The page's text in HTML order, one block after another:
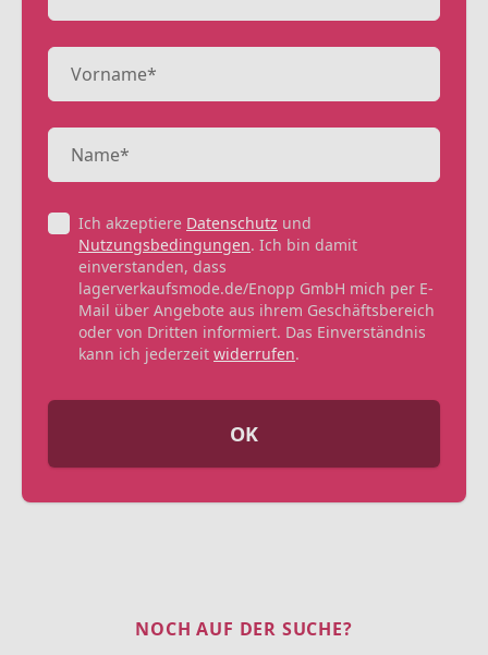
Ich akzeptiere Datenschutz und
Nutzungsbedingungen. Ich bin damit
einverstanden, dass
lagerverkaufsmode.de/Enopp GmbH mich per E-
Mail über Angebote aus ihrem Geschäftsbereich
oder von Dritten informiert. Das Einverständnis
kann ich jederzeit widerrufen.
OK
NOCH AUF DER SUCHE?